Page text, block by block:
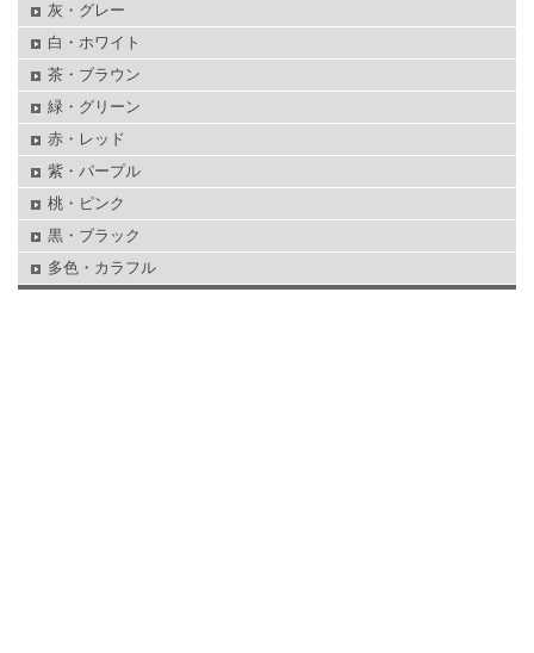
灰・グレー
白・ホワイト
茶・ブラウン
緑・グリーン
赤・レッド
紫・パープル
桃・ピンク
黒・ブラック
多色・カラフル